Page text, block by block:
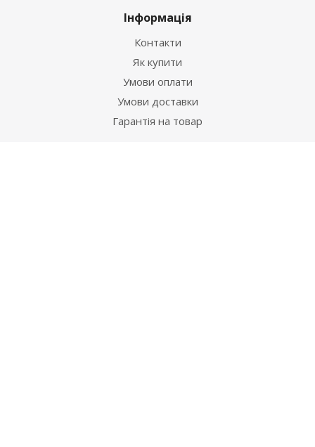
Інформація
Контакти
Як купити
Умови оплати
Умови доставки
Гарантія на товар